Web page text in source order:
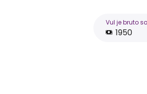
Vul je bruto